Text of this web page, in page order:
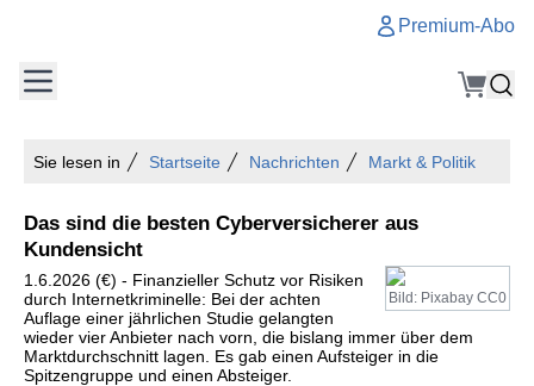
Premium-Abo
Sie lesen in Startseite Nachrichten Markt & Politik
Das sind die besten Cyberversicherer aus
Kundensicht
Bild: Pixabay CC0
1.6.2026 (€) - Finanzieller Schutz vor Risiken
durch Internetkriminelle: Bei der achten
Auflage einer jährlichen Studie gelangten
wieder vier Anbieter nach vorn, die bislang immer über dem
Marktdurchschnitt lagen. Es gab einen Aufsteiger in die
Spitzengruppe und einen Absteiger.